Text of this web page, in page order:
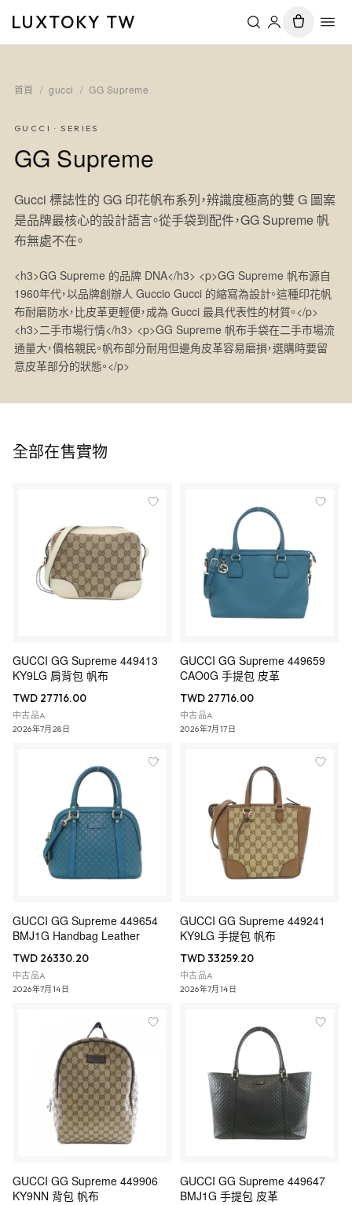
LUXTOKY TW
首頁 / gucci / GG Supreme
GUCCI · SERIES
GG Supreme
Gucci 標誌性的 GG 印花帆布系列，辨識度極高的雙 G 圖案
是品牌最核心的設計語言。從手袋到配件，GG Supreme 帆
布無處不在。
<h3>GG Supreme 的品牌 DNA</h3> <p>GG Supreme 帆布源自
1960年代，以品牌創辦人 Guccio Gucci 的縮寫為設計。這種印花帆
布耐磨防水，比皮革更輕便，成為 Gucci 最具代表性的材質。</p>
<h3>二手市場行情</h3> <p>GG Supreme 帆布手袋在二手市場流
通量大，價格親民。帆布部分耐用但邊角皮革容易磨損，選購時要留
意皮革部分的狀態。</p>
全部在售實物
GUCCI GG Supreme 449413
KY9LG 肩背包 帆布
TWD 27716.00
中古品A
2026年7月28日
GUCCI GG Supreme 449659
CAO0G 手提包 皮革
TWD 27716.00
中古品A
2026年7月17日
GUCCI GG Supreme 449654
BMJ1G Handbag Leather
TWD 26330.20
中古品A
2026年7月14日
GUCCI GG Supreme 449241
KY9LG 手提包 帆布
TWD 33259.20
中古品A
2026年7月14日
GUCCI GG Supreme 449906
KY9NN 背包 帆布
GUCCI GG Supreme 449647
BMJ1G 手提包 皮革